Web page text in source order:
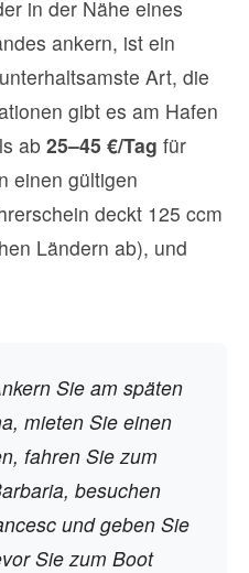
in der Nähe eines
ankern, ist ein
Art, die
gibt es am Hafen
ab 25–45 €/Tag für
einen gültigen
deckt 125 ccm
Ländern ab), und
Sie am späten
mieten Sie einen
fahren Sie zum
besuchen
und geben Sie
Sie zum Boot